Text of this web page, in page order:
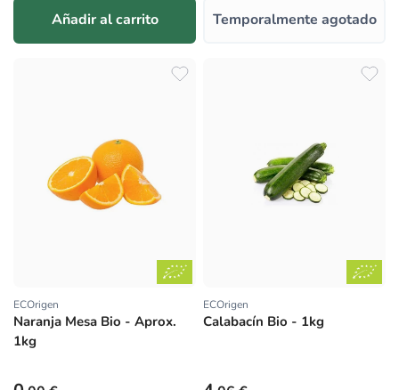
Añadir al carrito Temporalmente agotado
Proveedor:
ECOrigen
Naranja Mesa Bio - Aprox.
1kg
Proveedor:
ECOrigen
Calabacín Bio - 1kg